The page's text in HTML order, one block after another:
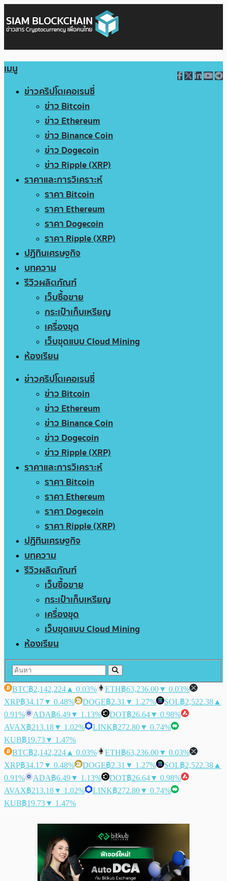
เมนู
ข่าวคริปโตเคอเรนซี่
ข่าว Bitcoin
ข่าว Ethereum
ข่าว Binance Coin
ข่าว Dogecoin
ข่าว Ripple (XRP)
ราคาและการวิเคราะห์
ราคา Bitcoin
ราคา Ethereum
ราคา Dogecoin
ราคา Ripple (XRP)
ปฏิทินเศรษฐกิจ
บทความ
รีวิวผลิตภัณฑ์
เว็บซื้อขาย
กระเป๋าเก็บเหรียญ
เครื่องขุด
เว็บขุดแบบ Cloud Mining
ห้องเรียน
ข่าวคริปโตเคอเรนซี่
ข่าว Bitcoin
ข่าว Ethereum
ข่าว Binance Coin
ข่าว Dogecoin
ข่าว Ripple (XRP)
ราคาและการวิเคราะห์
ราคา Bitcoin
ราคา Ethereum
ราคา Dogecoin
ราคา Ripple (XRP)
ปฏิทินเศรษฐกิจ
บทความ
รีวิวผลิตภัณฑ์
เว็บซื้อขาย
กระเป๋าเก็บเหรียญ
เครื่องขุด
เว็บขุดแบบ Cloud Mining
ห้องเรียน
BTC฿2,142,224 ▲ 0.03% ETH฿63,236.00▼ 0.03%
XRP฿34.17▼ 0.48% DOGE฿2.31 ▼ 1.27% SOL฿2,522.38 ▲
0.91%
ADA฿6.49▼ 1.13% DOT฿26.64▼ 0.98%
AVAX฿213.18▼ 1.02% LINK฿272.80▼ 0.74%
KUB฿19.73▼ 1.47%
BTC฿2,142,224 ▲ 0.03% ETH฿63,236.00▼ 0.03%
XRP฿34.17▼ 0.48% DOGE฿2.31 ▼ 1.27% SOL฿2,522.38 ▲
0.91%
ADA฿6.49▼ 1.13% DOT฿26.64▼ 0.98%
AVAX฿213.18▼ 1.02% LINK฿272.80▼ 0.74%
KUB฿19.73▼ 1.47%